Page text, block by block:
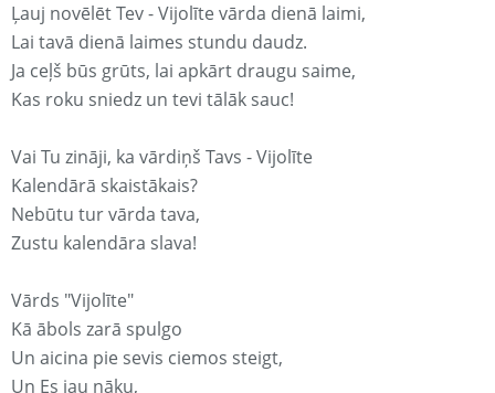
Ļauj novēlēt Tev - Vijolīte vārda dienā laimi,
Lai tavā dienā laimes stundu daudz.
Ja ceļš būs grūts, lai apkārt draugu saime,
Kas roku sniedz un tevi tālāk sauc!
Vai Tu zināji, ka vārdiņš Tavs - Vijolīte
Kalendārā skaistākais?
Nebūtu tur vārda tava,
Zustu kalendāra slava!
Vārds "Vijolīte"
Kā ābols zarā spulgo
Un aicina pie sevis ciemos steigt,
Un Es jau nāku,